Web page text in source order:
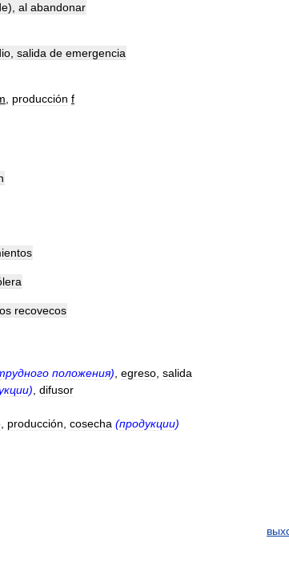
), al abandonar
salida de emergencia
producción f
recovecos
положения) egreso salida
) difusor
producción cosecha (продукции)